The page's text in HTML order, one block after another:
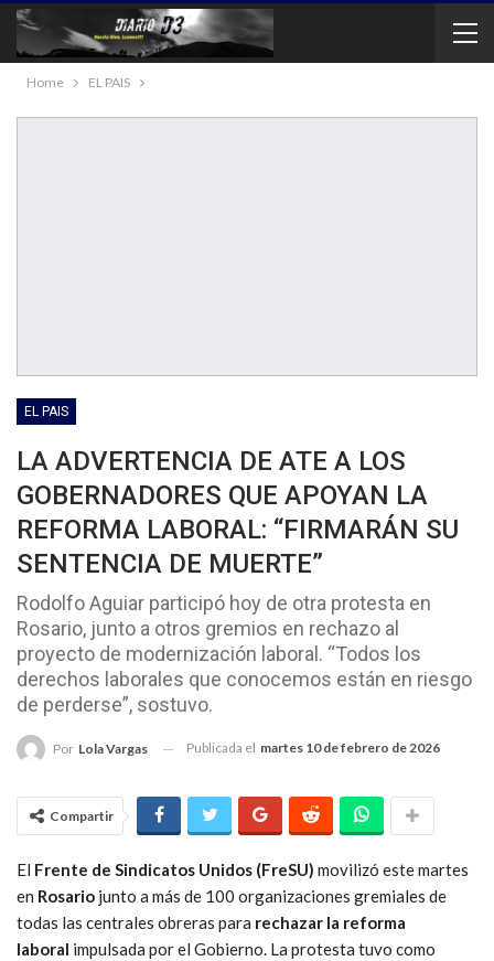
Home EL PAIS
EL PAIS
LA ADVERTENCIA DE ATE A LOS
GOBERNADORES QUE APOYAN LA
REFORMA LABORAL: “FIRMARÁN SU
SENTENCIA DE MUERTE”
Rodolfo Aguiar participó hoy de otra protesta en
Rosario, junto a otros gremios en rechazo al
proyecto de modernización laboral. “Todos los
derechos laborales que conocemos están en riesgo
de perderse”, sostuvo.
Por Lola Vargas Publicada el martes 10 de febrero de 2026
Compartir
El Frente de Sindicatos Unidos (FreSU) movilizó este martes
en Rosario junto a más de 100 organizaciones gremiales de
todas las centrales obreras para rechazar la reforma
laboral impulsada por el Gobierno. La protesta tuvo como